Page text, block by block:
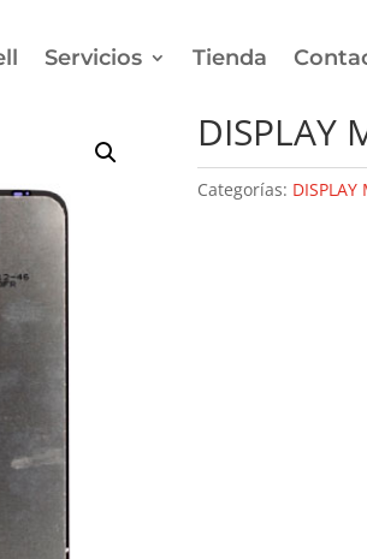
Servicios Tienda
DISPLAY
Categorías: DISPLAY